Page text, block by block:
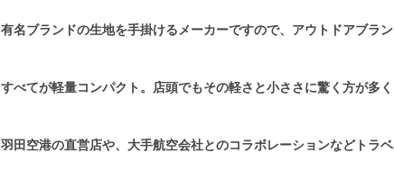
有名ブランドの生地を手掛けるメーカーですので、アウトドアブラ
すべてが軽量コンパクト。店頭でもその軽さと小ささに驚く方が多
羽田空港の直営店や、大手航空会社とのコラボレーションなどトラ